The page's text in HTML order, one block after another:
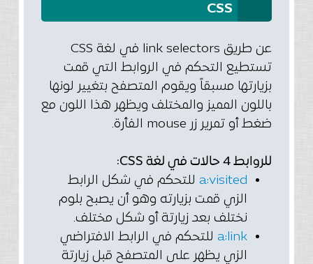
CSS
عن طريق link selectors في لغة CSS
تستطيع التحكم في الروابط التي قمت
بزيارتها مسبقاً ويقوم المتصفح بتغيير لونها
باللون المميز والمختلف ويظهر هذا اللون مع
ضغط أو تمرير زر mouse الفأرة.
للروابط 4 حالات في لغة CSS:
a:visited للتحكم في شكل الرابط
الزي قمت بزيارته وهو أن يصبح بلوم
نختلف بعد زيارتة أو شكل مختلف.
a:link للتحكم في الرابط الافتراضي
الزي يظهر على المتصفح قبل زيارتة